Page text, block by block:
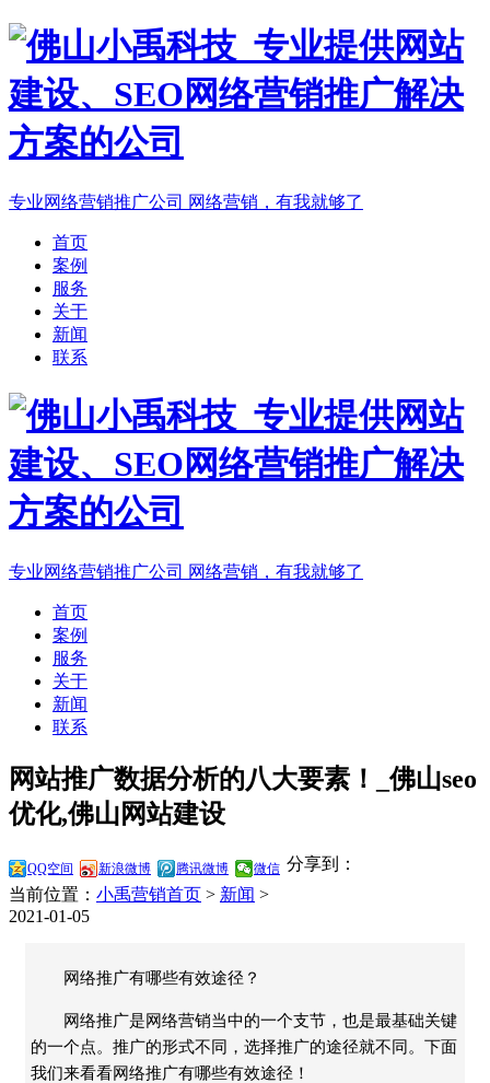
专业网络营销推广公司 网络营销，有我就够了
首页
案例
服务
关于
新闻
联系
专业网络营销推广公司 网络营销，有我就够了
首页
案例
服务
关于
新闻
联系
网站推广数据分析的八大要素！_佛山seo
优化,佛山网站建设
分享到：
QQ空间 新浪微博 腾讯微博 微信
当前位置： 小禹营销首页 > 新闻 >
2021-01-05
网络推广有哪些有效途径？
网络推广是网络营销当中的一个支节，也是最基础关键
的一个点。推广的形式不同，选择推广的途径就不同。下面
我们来看看网络推广有哪些有效途径！